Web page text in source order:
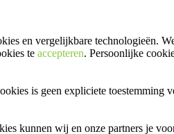
en vergelijkbare technologieën.
te accepteren. Persoonlijke
is geen expliciete toestemming
kunnen wij en onze partners je